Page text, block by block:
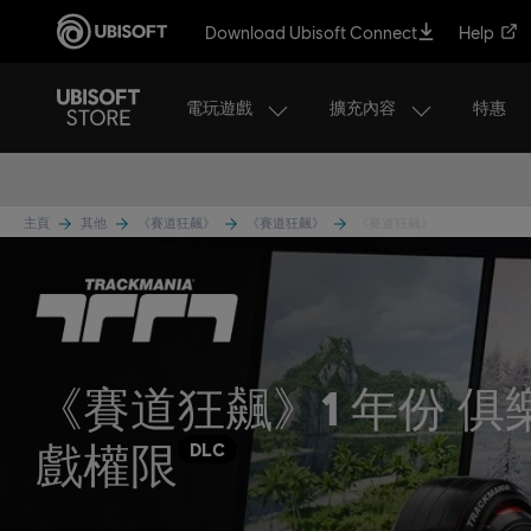
Download Ubisoft Connect Help
電玩遊戲 擴充內容 特惠
主頁 其他 《賽道狂飆》 《賽道狂飆》
《賽道狂飆》1 年份 俱
戲權限
DLC